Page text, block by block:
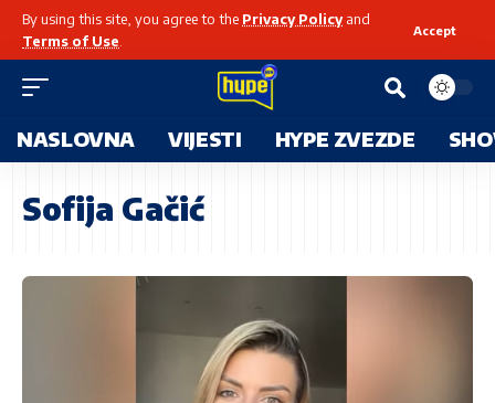
By using this site, you agree to the Privacy Policyand
Terms of Use
Accept
NASLOVNA VIJESTI HYPE ZVEZDE
Sofija Gačić